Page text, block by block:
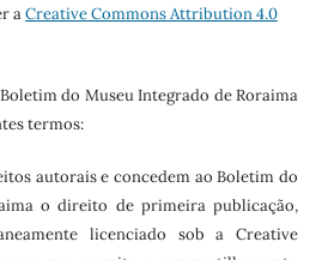
aCreative Commons Attribution 4.0
do Museu Integrado de Roraima
termos:
autorais e concedem ao Boletim do
o direito de primeira publicação,
licenciado sob a Creative